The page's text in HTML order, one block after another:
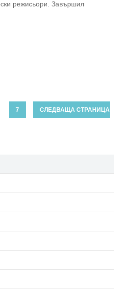
режисьори. Завършил
7
СЛЕДВАЩА СТРАНИЦА